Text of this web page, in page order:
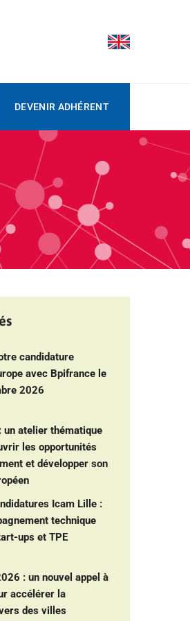
DEVENIR ADHÉRENT
candidature
avec Bpifrance le
2026
un atelier thématique
les opportunités
et développer son
Icam Lille :
technique
ups et TPE
: un nouvel appel à
accélérer la
des villes